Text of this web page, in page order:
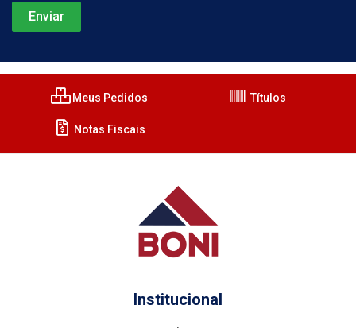
Meus Pedidos Títulos
Notas Fiscais
Institucional